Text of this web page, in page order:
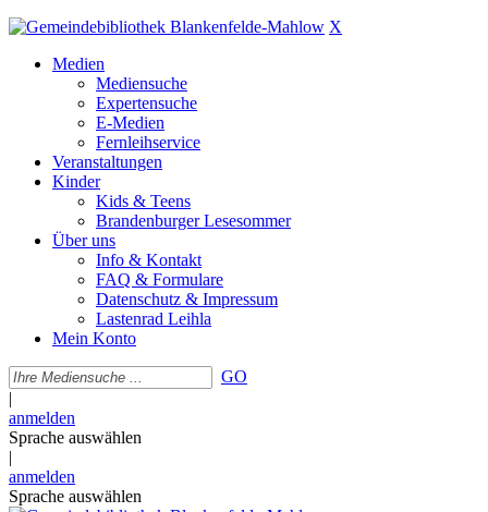
X
Medien
Mediensuche
Expertensuche
E-Medien
Fernleihservice
Veranstaltungen
Kinder
Kids & Teens
Brandenburger Lesesommer
Über uns
Info & Kontakt
FAQ & Formulare
Datenschutz & Impressum
Lastenrad Leihla
Mein Konto
GO
|
anmelden
Sprache auswählen
|
anmelden
Sprache auswählen